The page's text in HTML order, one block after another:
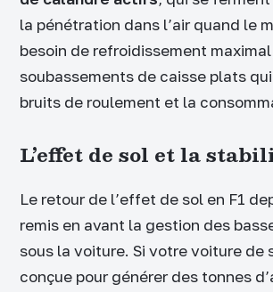
la pénétration dans l’air quand le
besoin de refroidissement
soubassements de caisse plats
bruits de roulement et la
L’effet de sol et la
Le retour de l’effet de sol en F1
remis en avant la gestion des
sous la voiture. Si votre voiture de
conçue pour générer des tonnes